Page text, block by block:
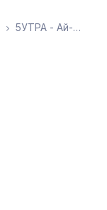
5УТРА - Ай-ай-ай